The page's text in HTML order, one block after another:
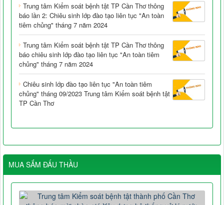
Trung tâm Kiểm soát bệnh tật TP Cần Thơ thông
báo lần 2: Chiêu sinh lớp đào tạo liên tục "An toàn
tiêm chủng" tháng 7 năm 2024
Trung tâm Kiểm soát bệnh tật TP Cần Thơ thông
báo chiêu sinh lớp đào tạo liên tục "An toàn tiêm
chủng" tháng 7 năm 2024
Chiêu sinh lớp đào tạo liên tục "An toàn tiêm
chủng" tháng 09/2023 Trung tâm Kiểm soát bệnh tật
TP Cần Thơ
MUA SẮM ĐẤU THẦU